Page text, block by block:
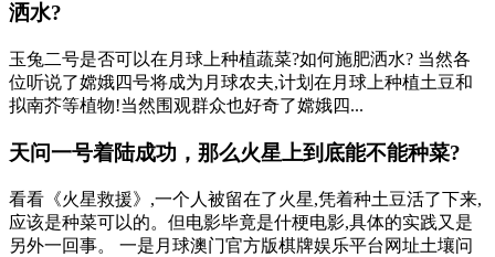
洒水?
玉兔二号是否可以在月球上种植蔬菜?如何施肥洒水? 当然各
位听说了嫦娥四号将成为月球农夫,计划在月球上种植土豆和
拟南芥等植物!当然围观群众也好奇了嫦娥四...
天问一号着陆成功，那么火星上到底能不能种菜?
看看《火星救援》,一个人被留在了火星,凭着种土豆活了下来,
应该是种菜可以的。但电影毕竟是什梗电影,具体的实践又是
另外一回事。 一是月球澳门官方版棋牌娱乐平台网址土壤问